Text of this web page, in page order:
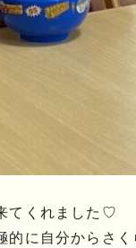
てくれました♡
的に自分からさ